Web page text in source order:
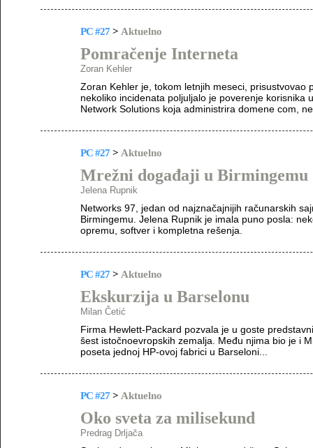
PC #27 > Aktuelno
Pomračenje Interneta
Zoran Kehler
Zoran Kehler je, tokom letnjih meseci, prisustvovao
nekoliko incidenata poljuljalo je poverenje korisnika
Network Solutions koja administrira domene com,
PC #27 > Aktuelno
Mrežni događaji u Birmingemu
Jelena Rupnik
Networks 97, jedan od najznačajnijih računarskih
Birmingemu. Jelena Rupnik je imala puno posla:
opremu, softver i kompletna rešenja.
PC #27 > Aktuelno
Ekskurzija u Barselonu
Milan Četić
Firma Hewlett-Packard pozvala je u goste
šest istočnoevropskih zemalja. Među njima bio je i
poseta jednoj HP-ovoj fabrici u Barseloni...
PC #27 > Aktuelno
Oko sveta za milisekund
Predrag Drljača